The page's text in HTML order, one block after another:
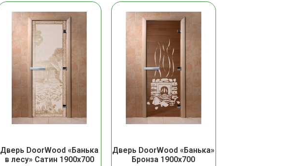
Дверь DoorWood «Банька
в лесу» Сатин 1900х700
Дверь DoorWood «Банька»
Бронза 1900х700